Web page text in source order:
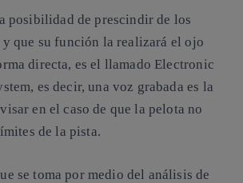
posibilidad deprescindir de los
y que su función la realizará el ojo
directa, es el llamadoElectronic
, es decir, una voz grabada es la
en el caso de que la pelota no
de la pista.
se toma por medio del análisis de